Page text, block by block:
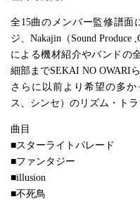
全15曲のメンバー監修譜面
ジ、Nakajin（Sound
による機材紹介やバンドの
細部までSEKAI NO OWARI
さらに以前より希望の多
ス、シンセ）のリズム・ト
曲目
■スターライトパレード
■ファンタジー
■illusion
■不死鳥